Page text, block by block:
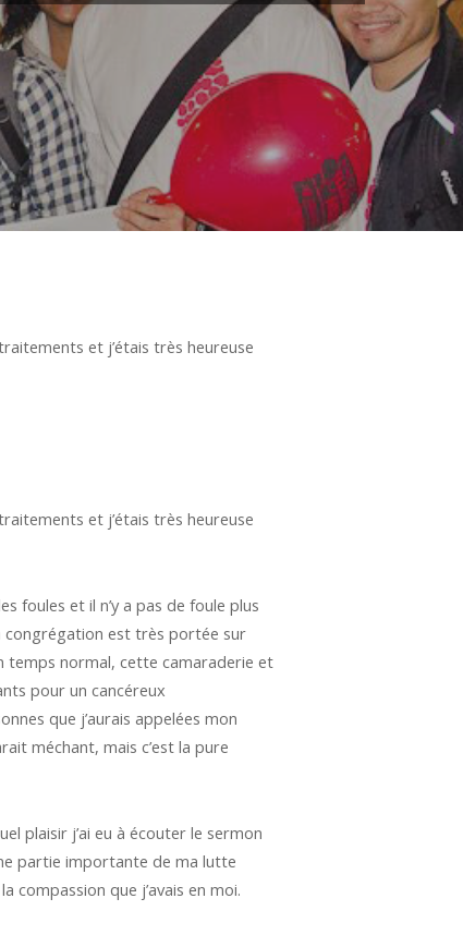
et j’étais très heureuse
et j’étais très heureuse
foules et il n’y a pas de foule plus
congrégation est très portée sur
temps normal, cette camaraderie et
pour un cancéreux
que j’aurais appelées mon
méchant, mais c’est la pure
plaisir j’ai eu à écouter le sermon
partie importante de ma lutte
compassion que j’avais en moi.